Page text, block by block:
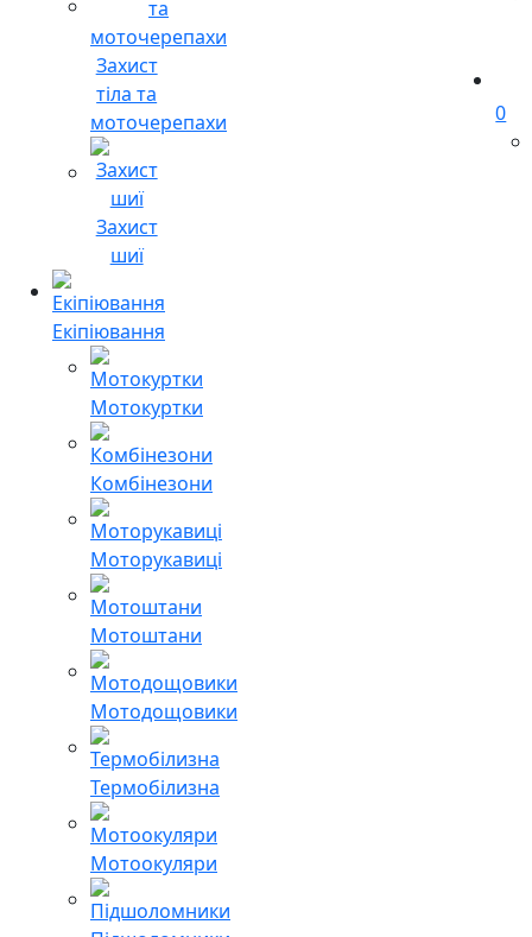
Захист
тіла та
моточерепахи
Захист
шиї
Екіпіювання
Мотокуртки
Комбінезони
Моторукавиці
Мотоштани
Мотодощовики
Термобілизна
Мотоокуляри
0